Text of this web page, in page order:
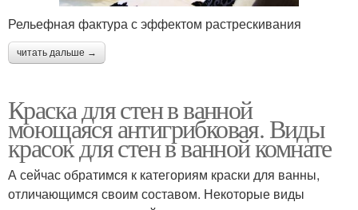
Рельефная фактура с эффектом растрескивания
читать дальше →
Краска для стен в ванной
моющаяся антигрибковая. Виды
красок для стен в ванной комнате
А сейчас обратимся к категориям краски для ванны,
отличающимся своим составом. Некоторые виды